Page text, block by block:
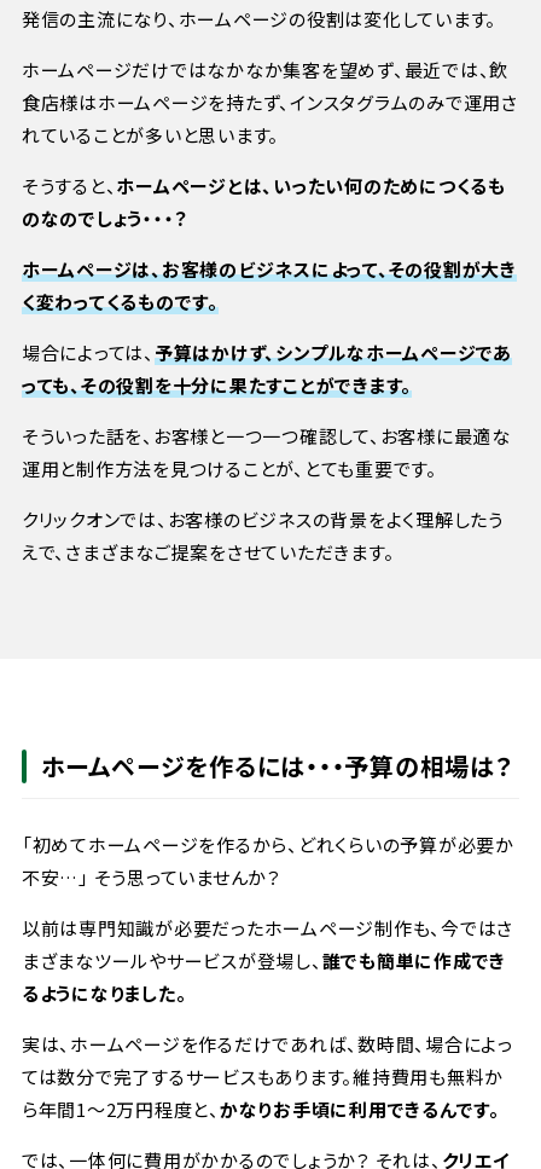
発信の主流になり、ホームページの役割は変化しています。
ホームページだけではなかなか集客を望めず、最近では、飲
食店様はホームページを持たず、インスタグラムのみで運用さ
れていることが多いと思います。
そうすると、 ホームページとは、いったい何のためにつくるも
のなのでしょう・・・？
ホームページは、お客様のビジネスによって、その役割が大き
く変わってくるものです。
場合によっては、 予算はかけず、シンプルなホームページであ
っても、その役割を十分に果たすことができます。
そういった話を、お客様と一つ一つ確認して、お客様に最適な
運用と制作方法を見つけることが、とても重要です。
クリックオンでは、お客様のビジネスの背景をよく理解したう
えで、さまざまなご提案をさせていただきます。
ホームページを作るには・・・予算の相場は？
「初めてホームページを作るから、どれくらいの予算が必要か
不安…」 そう思っていませんか？
以前は専門知識が必要だったホームページ制作も、今ではさ
まざまなツールやサービスが登場し、 誰でも簡単に作成でき
るようになりました。
実は、ホームページを作るだけであれば、数時間、場合によっ
ては数分で完了するサービスもあります。維持費用も無料か
ら年間1〜2万円程度と、 かなりお手頃に利用できるんです。
では、一体何に費用がかかるのでしょうか？ それは、 クリエイ